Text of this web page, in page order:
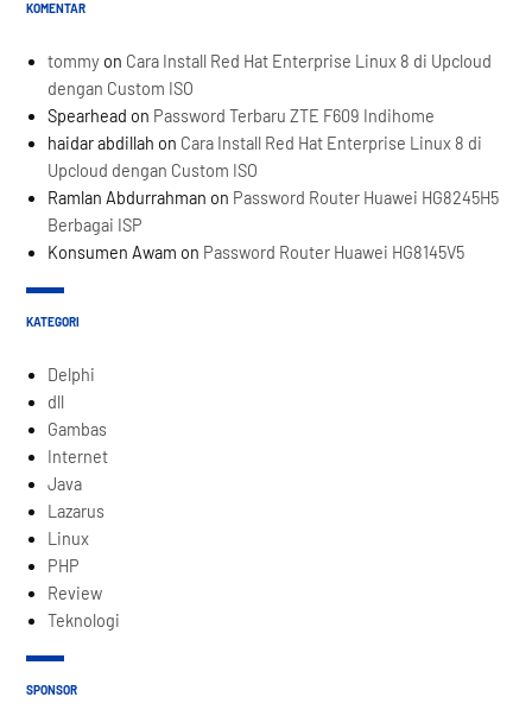
KOMENTAR
tommy on Cara Install Red Hat Enterprise Linux 8 di Upcloud
dengan Custom ISO
Spearhead on Password Terbaru ZTE F609 Indihome
haidar abdillah on Cara Install Red Hat Enterprise Linux 8 di
Upcloud dengan Custom ISO
Ramlan Abdurrahman on Password Router Huawei HG8245H5
Berbagai ISP
Konsumen Awam on Password Router Huawei HG8145V5
KATEGORI
Delphi
dll
Gambas
Internet
Java
Lazarus
Linux
PHP
Review
Teknologi
SPONSOR